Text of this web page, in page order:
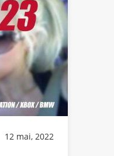
12 mai, 2022